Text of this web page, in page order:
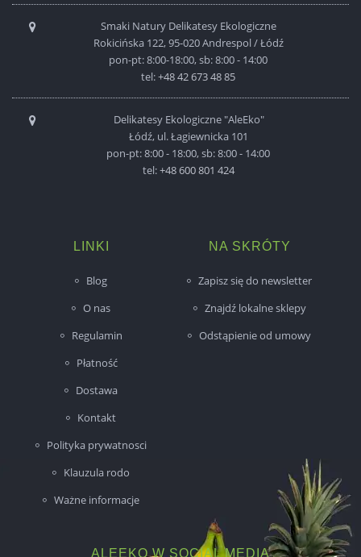
Smaki Natury Delikatesy Ekologiczne
Rokicińska 122, 95-020 Andrespol / Łódź
pon-pt: 8:00-18:00, sb: 8:00 - 14:00
tel:+48 42 673 48 85
Delikatesy Ekologiczne "AleEko"
Łódź, ul. Łagiewnicka 101
pon-pt: 8:00 - 18:00, sb: 8:00 - 14:00
tel:+48 600 801 424
LINKI
Blog
O nas
Regulamin
Płatność
Dostawa
Kontakt
Polityka prywatnosci
Klauzula rodo
Ważne informacje
NA SKRÓTY
Zapisz się do newsletter
Znajdź lokalne sklepy
Odstąpienie od umowy
ALEEKO W SOCIAL MEDIA